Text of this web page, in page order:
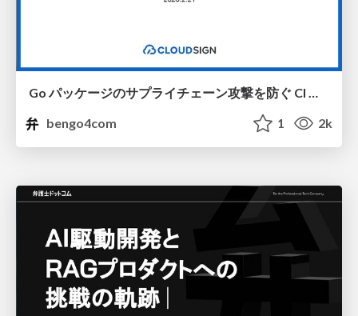
Go パッケージのサプライチェーン攻撃を防ぐ CI を作ってみた #sendaigo
bengo4com
1 2k